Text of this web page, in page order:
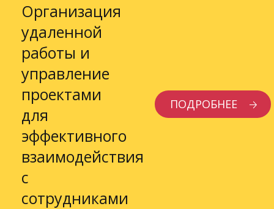
Организация
удаленной
работы и
управление
проектами
для
эффективного
взаимодействия
с
сотрудниками
ПОДРОБНЕЕ